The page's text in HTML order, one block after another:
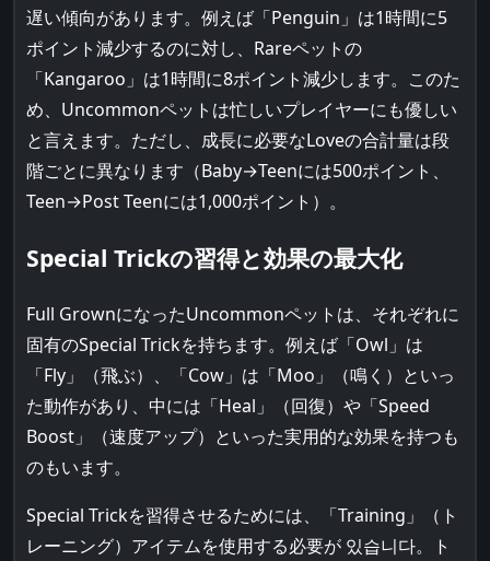
遅い傾向があります。例えば「Penguin」は1時間に5
ポイント減少するのに対し、Rareペットの
「Kangaroo」は1時間に8ポイント減少します。このた
め、Uncommonペットは忙しいプレイヤーにも優しい
と言えます。ただし、成長に必要なLoveの合計量は段
階ごとに異なります（Baby→Teenには500ポイント、
Teen→Post Teenには1,000ポイント）。
Special Trickの習得と効果の最大化
Full GrownになったUncommonペットは、それぞれに
固有のSpecial Trickを持ちます。例えば「Owl」は
「Fly」（飛ぶ）、「Cow」は「Moo」（鳴く）といっ
た動作があり、中には「Heal」（回復）や「Speed
Boost」（速度アップ）といった実用的な効果を持つも
のもいます。
Special Trickを習得させるためには、「Training」（ト
レーニング）アイテムを使用する必要が 있습니다。ト